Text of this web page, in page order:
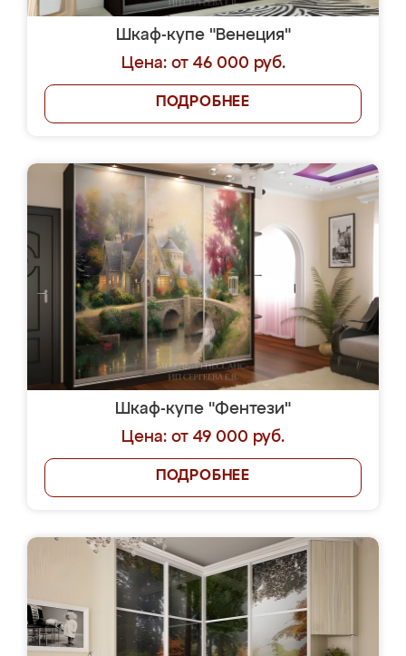
Шкаф-купе "Венеция"
Цена: от 46 000 руб.
ПОДРОБНЕЕ
Шкаф-купе "Фентези"
Цена: от 49 000 руб.
ПОДРОБНЕЕ